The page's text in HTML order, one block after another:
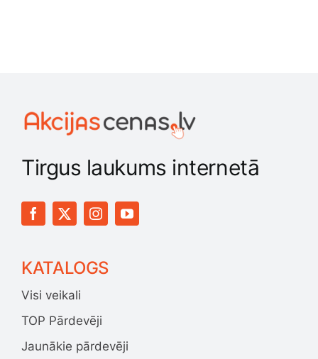
Tirgus laukums internetā
KATALOGS
Visi veikali
TOP Pārdevēji
Jaunākie pārdevēji